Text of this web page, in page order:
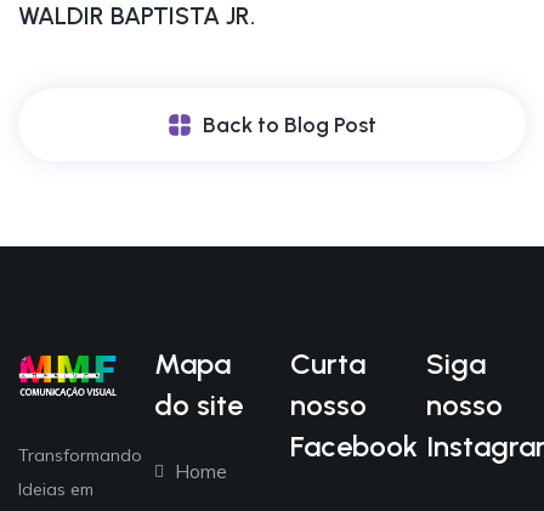
WALDIR BAPTISTA JR.
Back to Blog Post
Transformando
Ideias em
Mapa
do site
Home
Curta
nosso
Facebook
Siga
nosso